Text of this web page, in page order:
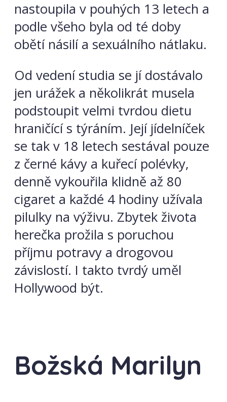
nastoupila v pouhých 13 letech a
podle všeho byla od té doby
obětí násilí a sexuálního nátlaku.
Od vedení studia se jí dostávalo
jen urážek a několikrát musela
podstoupit velmi tvrdou dietu
hraničící s týráním. Její jídelníček
se tak v 18 letech sestával pouze
z černé kávy a kuřecí polévky,
denně vykouřila klidně až 80
cigaret a každé 4 hodiny užívala
pilulky na výživu. Zbytek života
herečka prožila s poruchou
příjmu potravy a drogovou
závislostí. I takto tvrdý uměl
Hollywood být.
Božská Marilyn